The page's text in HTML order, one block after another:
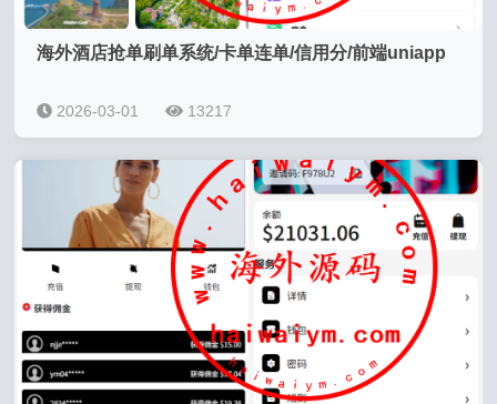
海外酒店抢单刷单系统/卡单连单/信用分/前端uniapp
2026-03-01 13217